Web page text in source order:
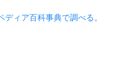
ィア百科事典で調べる。